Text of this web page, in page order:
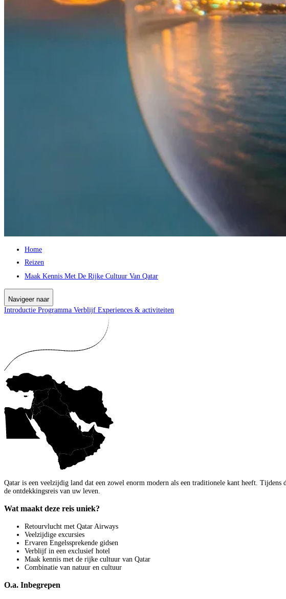
Home
Reizen
Maak Kennis Met De Rijke Cultuur Van Qatar
Navigeer naar
Introductie Programma Verblijf Experiences & activiteiten
Qatar is een veelzijdig land dat een zowel enorm modern als een traditionele kant heeft.
de ontdekkingsreis van uw leven.
Wat maakt deze reis uniek?
Retourvlucht met Qatar Airways
Veelzijdige excursies
Ervaren Engelssprekende gidsen
Verblijf in een exclusief hotel
Maak kennis met de rijke cultuur van Qatar
Combinatie van natuur en cultuur
O.a. Inbegrepen